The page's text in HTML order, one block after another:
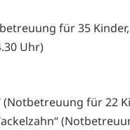
für 35
Uhr)
(Notbetreuung für 22